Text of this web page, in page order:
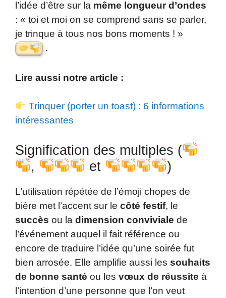
l’idée d’être sur la même longueur d’ondes
: « toi et moi on se comprend sans se parler,
je trinque à tous nos bons moments ! »
.
Lire aussi notre article :
Trinquer (porter un toast) : 6 informations
intéressantes
Signification des multiples (
,
et )
L’utilisation répétée de l’émoji chopes de
bière met l’accent sur le côté festif, le
succès ou la dimension conviviale de
l’événement auquel il fait référence ou
encore de traduire l’idée qu’une soirée fut
bien arrosée. Elle amplifie aussi les souhaits
de bonne santé ou les vœux de réussite à
l’intention d’une personne que l’on veut